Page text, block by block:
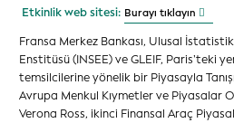
Etkinlik web sitesi: Burayı tıklayın
Fransa Merkez Bankası, Ulusal
Enstitüsü (INSEE) ve GLEIF, Paris’teki
temsilcilerine yönelik bir Piyasayla
Avrupa Menkul Kıymetler ve Piyasalar
Verona Ross, ikinci Finansal Araç